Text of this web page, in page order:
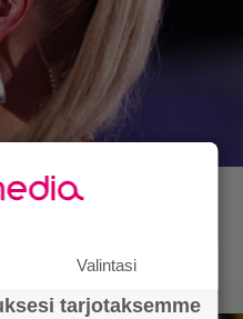
ravintolassa –
Valintasi
tarjotaksemme